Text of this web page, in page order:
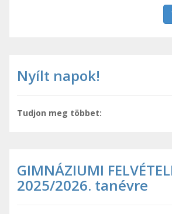
Nyílt napok!
Tudjon meg többet:
GIMNÁZIUMI
2025/2026. tanévre